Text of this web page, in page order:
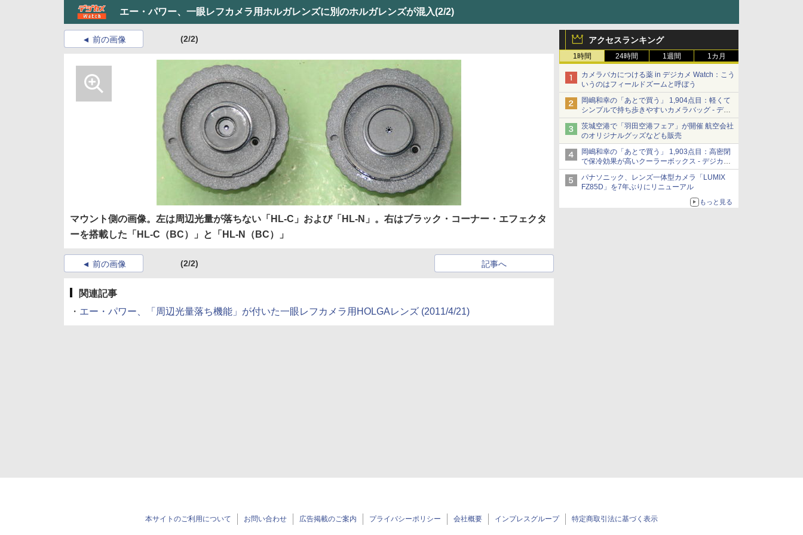
エー・パワー、一眼レフカメラ用ホルガレンズに別のホルガレンズが混入(2/2)
アクセスランキング
1時間 24時間 1週間 1カ月
カメラバカにつける薬 in デジカメ Watch：こう
いうのはフィールドズームと呼ぼう
岡嶋和幸の「あとで買う」 1,904点目：軽くて
シンプルで持ち歩きやすいカメラバッグ - デジ
カメ Watch
茨城空港で「羽田空港フェア」が開催 航空会社
のオリジナルグッズなども販売
岡嶋和幸の「あとで買う」 1,903点目：高密閉
で保冷効果が高いクーラーボックス - デジカメ
Watch
パナソニック、レンズ一体型カメラ「LUMIX
FZ85D」を7年ぶりにリニューアル
もっと見る
前の画像 (2/2)
マウント側の画像。左は周辺光量が落ちない「HL-C」および「HL-N」。右はブラック・コーナー・エフェクタ
ーを搭載した「HL-C（BC）」と「HL-N（BC）」
前の画像 (2/2) 記事へ
関連記事
・ エー・パワー、「周辺光量落ち機能」が付いた一眼レフカメラ用HOLGAレンズ (2011/4/21)
本サイトのご利用について お問い合わせ 広告掲載のご案内 プライバシーポリシー 会社概要 インプレスグループ 特定商取引法に基づく表示